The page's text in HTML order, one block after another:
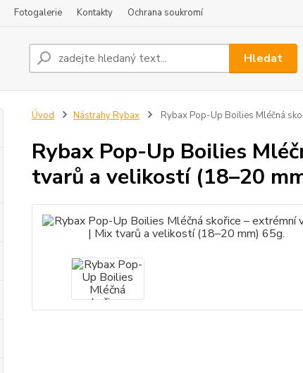
Fotogalerie Kontakty Ochrana soukromí
Hledat
Úvod Nástrahy Rybax Rybax Pop-Up Boilies Mléčná
Rybax Pop-Up Boilies
tvarů a velikostí (18–20